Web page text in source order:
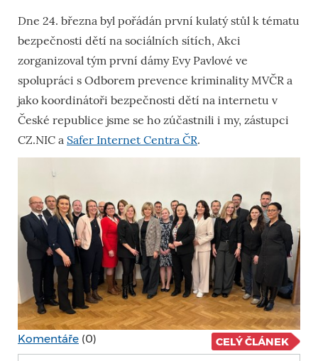
Dne 24. března byl pořádán první kulatý stůl k tématu
bezpečnosti dětí na sociálních sítích, Akci
zorganizoval tým první dámy Evy Pavlové ve
spolupráci s Odborem prevence kriminality MVČR a
jako koordinátoři bezpečnosti dětí na internetu v
České republice jsme se ho zúčastnili i my, zástupci
CZ.NIC a Safer Internet Centra ČR.
Komentáře (0) CELÝ ČLÁNEK